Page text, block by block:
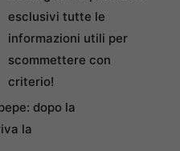
esclusivi tutte le
informazioni utili per
scommettere con
criterio!
dopo la
la